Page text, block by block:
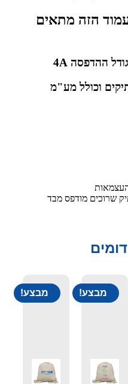
הזה מתאים
לכמות של מעל 35 תיקים וכולל מע"מ
שרוכים מודפס מבד
מבצע! מבצע!